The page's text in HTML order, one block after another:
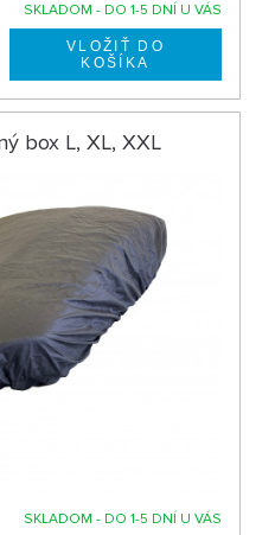
SKLADOM - DO 1-5 DNÍ U VÁS
box L, XL, XXL
SKLADOM - DO 1-5 DNÍ U VÁS